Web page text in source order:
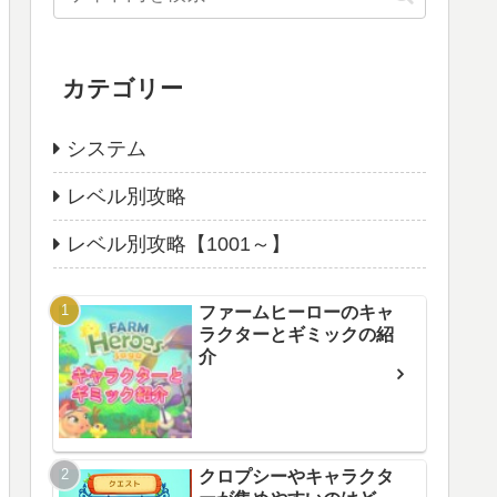
カテゴリー
システム
レベル別攻略
レベル別攻略【1001～】
ファームヒーローのキャ
ラクターとギミックの紹
介
クロプシーやキャラクタ